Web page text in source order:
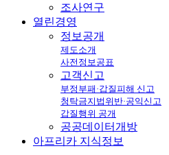
조사연구
열린경영
정보공개
제도소개
사전정보공표
고객신고
부정부패·갑질피해 신고
청탁금지법위반·공익신고
갑질행위 공개
공공데이터개방
아프리카 지식정보